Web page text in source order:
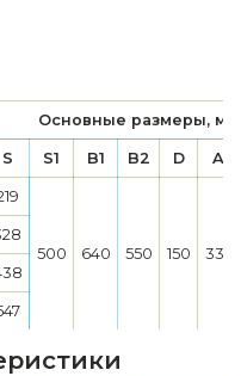
Основные размеры, мм
S S1 B1 B2 D A
500 640 550 150 337